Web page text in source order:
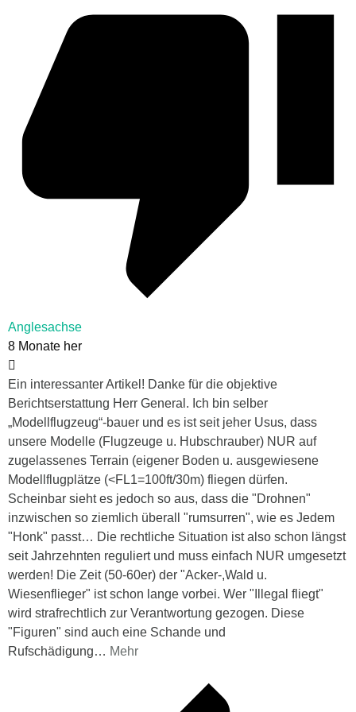
Anglesachse
8 Monate her
Ein interessanter Artikel! Danke für die objektive
Berichtserstattung Herr General. Ich bin selber
„Modellflugzeug“-bauer und es ist seit jeher Usus, dass
unsere Modelle (Flugzeuge u. Hubschrauber) NUR auf
zugelassenes Terrain (eigener Boden u. ausgewiesene
Modellflugplätze (<FL1=100ft/30m) fliegen dürfen.
Scheinbar sieht es jedoch so aus, dass die "Drohnen"
inzwischen so ziemlich überall "rumsurren", wie es Jedem
"Honk" passt… Die rechtliche Situation ist also schon längst
seit Jahrzehnten reguliert und muss einfach NUR umgesetzt
werden! Die Zeit (50-60er) der "Acker-,Wald u.
Wiesenflieger" ist schon lange vorbei. Wer "Illegal fliegt"
wird strafrechtlich zur Verantwortung gezogen. Diese
"Figuren" sind auch eine Schande und
Rufschädigung… Mehr